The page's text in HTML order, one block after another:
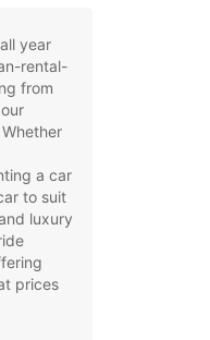
year
rental-
from
a car
to suit
luxury
prices